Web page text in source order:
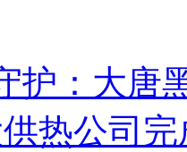
护：大唐
热公司